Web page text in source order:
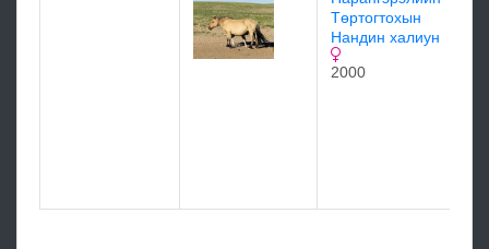
Төртогтохын
Нандин халиун
2000